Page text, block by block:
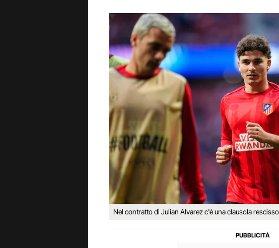
Nel contratto di Julian Alvarez c'è una clausola